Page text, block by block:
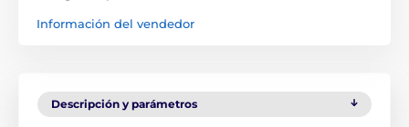
Información del vendedor
Descripción y parámetros